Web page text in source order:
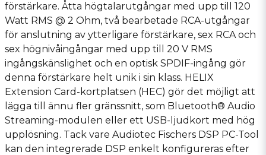
förstärkare. Åtta högtalarutgångar med upp till 120
Watt RMS @ 2 Ohm, två bearbetade RCA-utgångar
för anslutning av ytterligare förstärkare, sex RCA och
sex högnivåingångar med upp till 20 V RMS
ingångskänslighet och en optisk SPDIF-ingång gör
denna förstärkare helt unik i sin klass. HELIX
Extension Card-kortplatsen (HEC) gör det möjligt att
lägga till ännu fler gränssnitt, som Bluetooth® Audio
Streaming-modulen eller ett USB-ljudkort med hög
upplösning. Tack vare Audiotec Fischers DSP PC-Tool
kan den integrerade DSP enkelt konfigureras efter